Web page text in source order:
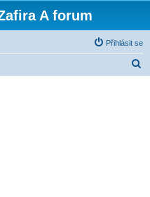
A forum
Přihlásit se